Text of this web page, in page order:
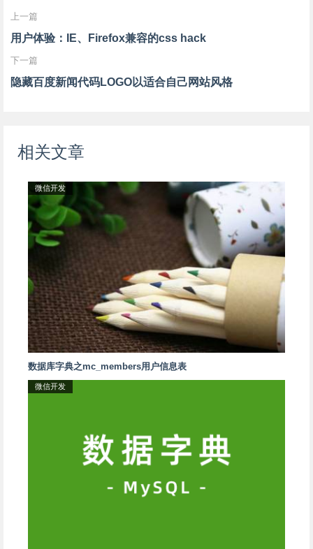
上一篇
用户体验：IE、Firefox兼容的css hack
下一篇
隐藏百度新闻代码LOGO以适合自己网站风格
相关文章
微信开发
数据库字典之mc_members用户信息表
微信开发